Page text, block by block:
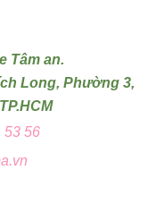
Tâm an.
Long, Phường 3,
53 56